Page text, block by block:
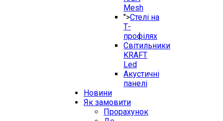
Mesh
">Стелі на
Т-
профілях
Світильники
KRAFT
Led
Акустичні
панелі
Новини
Як замовити
Прорахунок